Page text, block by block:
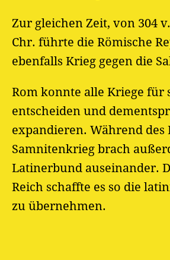
Zur gleichen Zeit, von 304
Chr. führte die Römische
ebenfalls Krieg gegen die
Rom konnte alle Kriege für
entscheiden und
expandieren. Während des
Samnitenkrieg brach
Latinerbund auseinander.
Reich schaffte es so die
zu übernehmen.